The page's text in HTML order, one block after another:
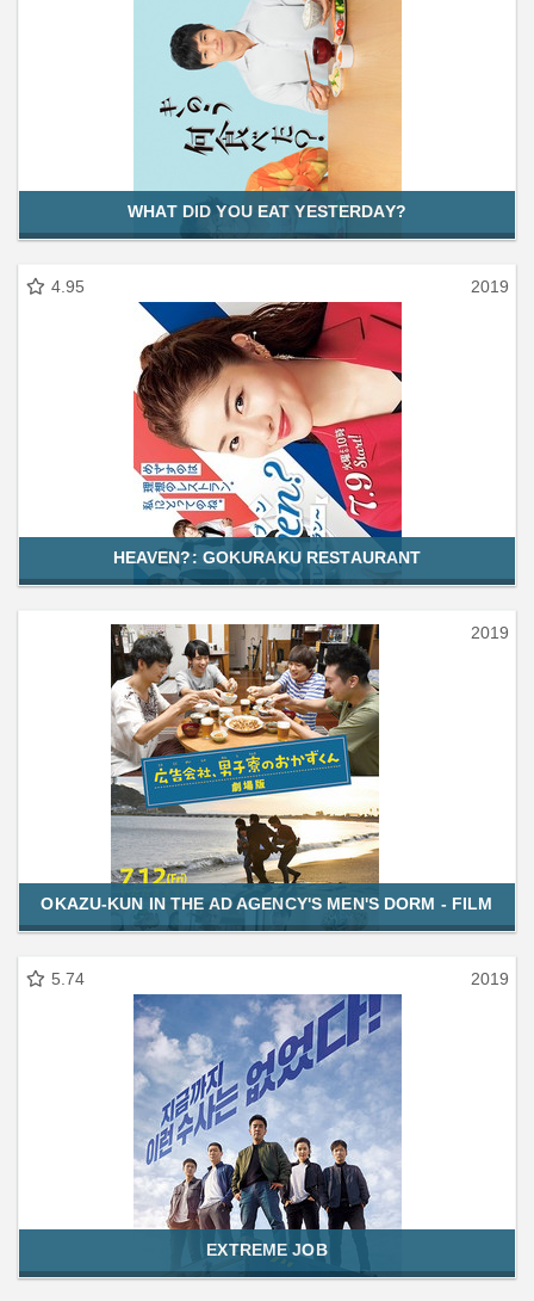
WHAT DID YOU EAT YESTERDAY?
4.95 2019
HEAVEN?: GOKURAKU RESTAURANT
2019
OKAZU-KUN IN THE AD AGENCY'S MEN'S DORM - FILM
5.74 2019
EXTREME JOB